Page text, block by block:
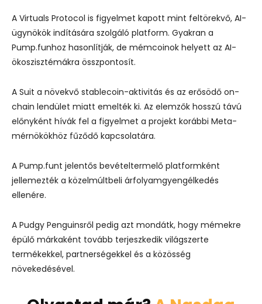
A Virtuals Protocol is figyelmet kapott mint feltörekvő, AI-
ügynökök indítására szolgáló platform. Gyakran a
Pump.funhoz hasonlítják, de mémcoinok helyett az AI-
ökoszisztémákra összpontosít.
A Suit a növekvő stablecoin-aktivitás és az erősödő on-
chain lendület miatt emelték ki. Az elemzők hosszú távú
előnyként hívák fel a figyelmet a projekt korábbi Meta-
mérnökökhöz fűződő kapcsolatára.
A Pump.funt jelentős bevételtermelő platformként
jellemezték a közelmúltbeli árfolyamgyengélkedés
ellenére.
A Pudgy Penguinsről pedig azt mondátk, hogy mémekre
épülő márkaként tovább terjeszkedik világszerte
termékekkel, partnerségekkel és a közösség
növekedésével.